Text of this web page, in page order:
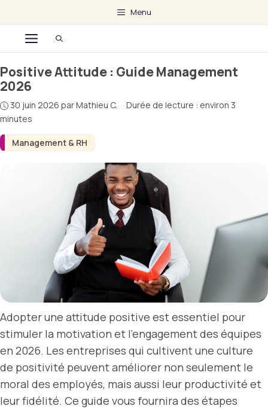
au
contenu
Menu
Menu
Management & RH
Positive Attitude : Guide Management
2026
30 juin 2026 parMathieu C. · Durée de lecture : environ 3
minutes
Adopter une attitude positive est essentiel pour
stimuler la motivation et l’engagement des équipes
en 2026. Les entreprises qui cultivent une culture
de positivité peuvent améliorer non seulement le
moral des employés, mais aussi leur productivité et
leur fidélité. Ce guide vous fournira des étapes